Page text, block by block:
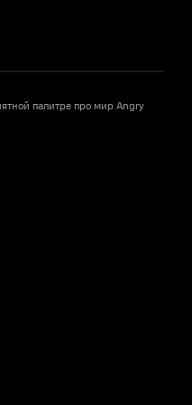
палитре про мир Angry